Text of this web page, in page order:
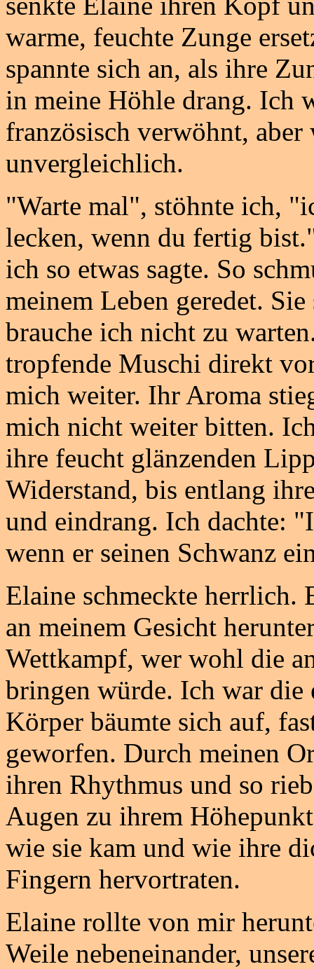
warme, feuchte Zunge
spannte sich an, als ihre
in meine Höhle drang. Ich
französisch verwöhnt,
unvergleichlich.
"Warte mal", stöhnte ich,
lecken, wenn du fertig
ich so etwas sagte. So
meinem Leben geredet.
brauche ich nicht zu
tropfende Muschi direkt
mich weiter. Ihr Aroma
mich nicht weiter bitten.
ihre feucht glänzenden
Widerstand, bis entlang
und eindrang. Ich dachte:
wenn er seinen Schwanz
Elaine schmeckte herrlich.
an meinem Gesicht
Wettkampf, wer wohl die
bringen würde. Ich war
Körper bäumte sich auf,
geworfen. Durch meinen
ihren Rhythmus und so
Augen zu ihrem
wie sie kam und wie ihre
Fingern hervortraten.
Elaine rollte von mir
Weile nebeneinander,